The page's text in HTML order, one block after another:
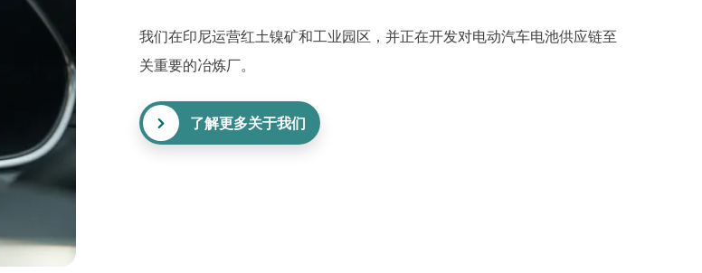
我们在印尼运营红土镍矿和工业园区，并正在开发对电动汽车电池供应链至
关重要的冶炼厂。
了解更多关于我们